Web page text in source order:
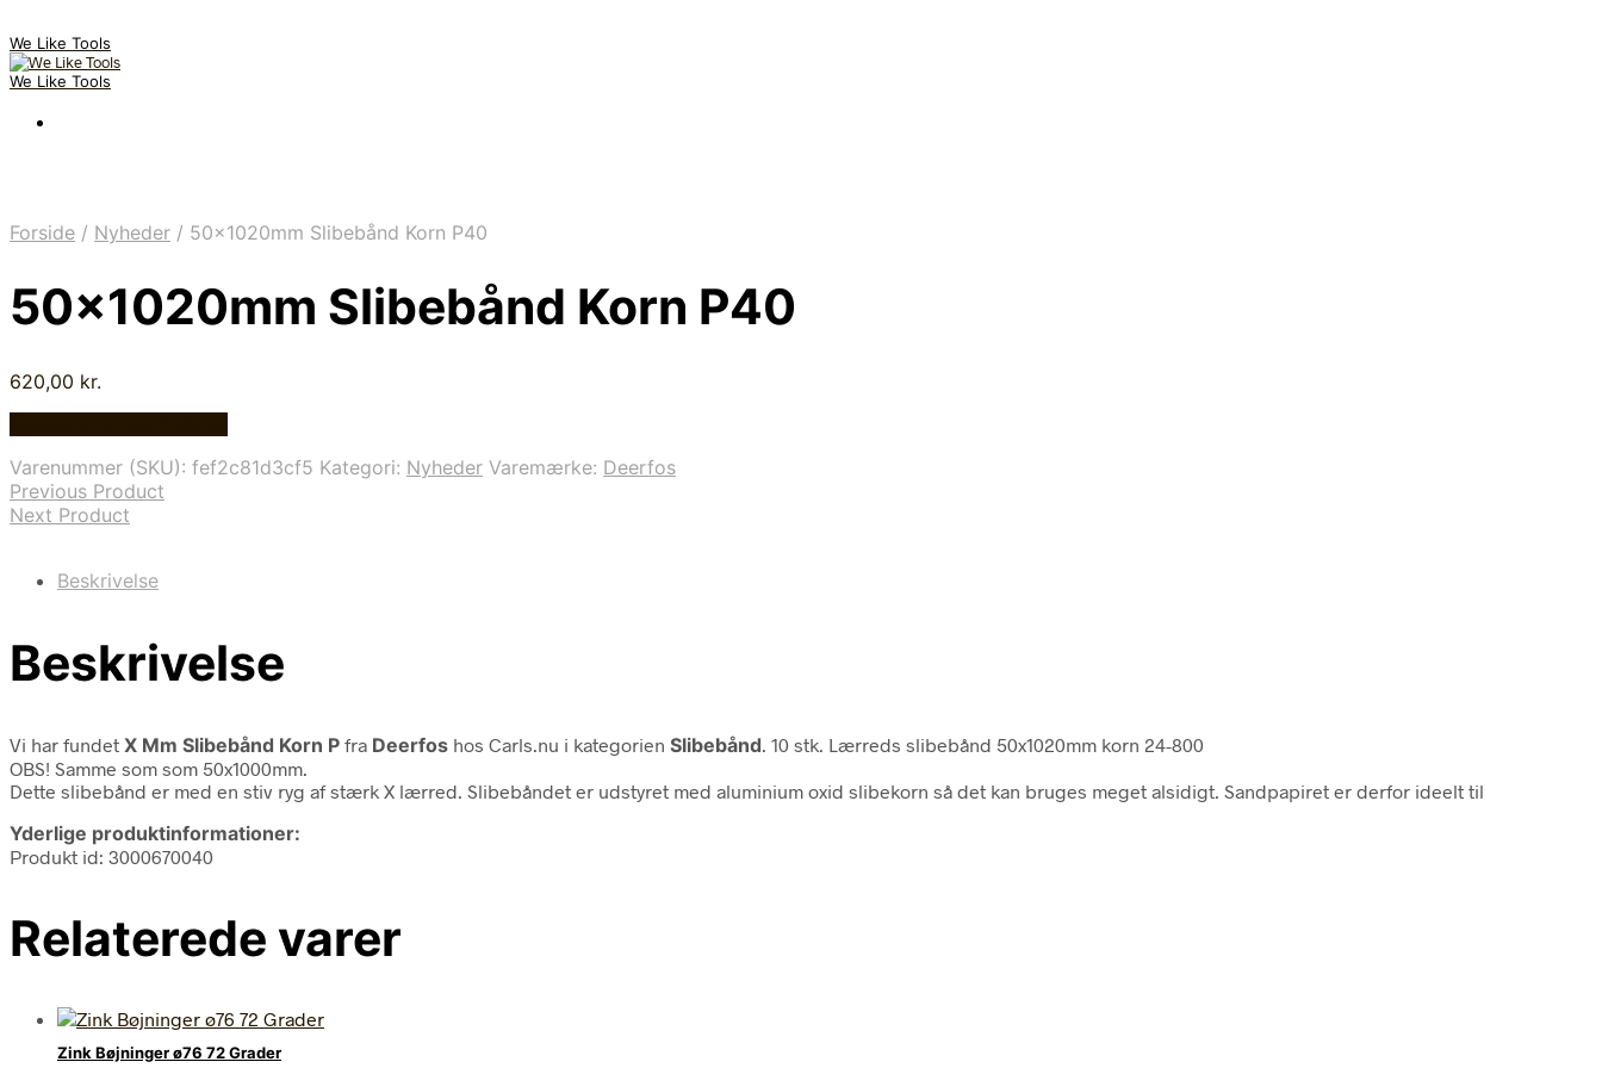
We Like Tools
We Like Tools
Forside / Nyheder / 50x1020mm Slibebånd Korn P40
50x1020mm Slibebånd Korn P40
620,00 kr.
Varenummer (SKU): fef2c81d3cf5 Kategori: Nyheder Varemærke: Deerfos
Previous Product
Next Product
Beskrivelse
Beskrivelse
Vi har fundet X Mm Slibebånd Korn P fra Deerfos hos Carls.nu i kategorien Slibebånd . 10 stk. Lærreds slibebånd 50x1020mm korn 24-800
OBS! Samme som som 50x1000mm.
Dette slibebånd er med en stiv ryg af stærk X lærred. Slibebåndet er udstyret med aluminium oxid slibekorn så det kan bruges meget alsidigt. Sandpapiret er derfor ideelt til
Yderlige produktinformationer:
Produkt id: 3000670040
Relaterede varer
Zink Bøjninger ø76 72 Grader